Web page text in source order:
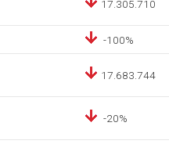
17.305.710
-100%
17.683.744
-20%